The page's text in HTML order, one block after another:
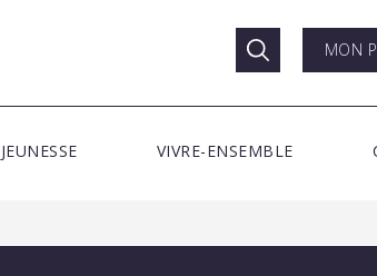
MON
VIVRE-ENSEMBLE